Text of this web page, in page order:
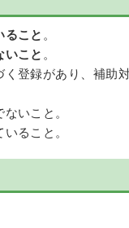
ること 。
いこと 。
く登録があり、補助
いこと。
ること。